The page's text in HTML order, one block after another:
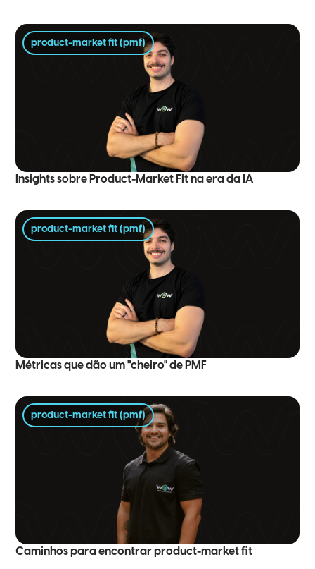
product-market fit (pmf)
Insights sobre Product-Market Fit na era da IA
product-market fit (pmf)
Métricas que dão um "cheiro" de PMF
product-market fit (pmf)
Caminhos para encontrar product-market fit